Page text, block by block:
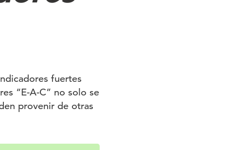
fuertes
“E-A-C” no solo se
provenir de otras